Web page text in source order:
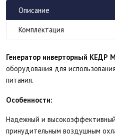
Описание
Комплектация
Генератор инверторный КЕДР
оборудования для
питания.
Особенности:
Надежный и высокоэффективный
принудительным воздушным